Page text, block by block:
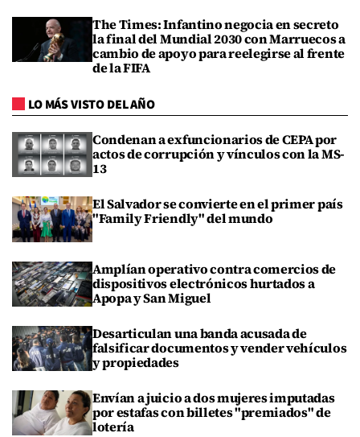
The Times: Infantino negocia en secreto
la final del Mundial 2030 con Marruecos a
cambio de apoyo para reelegirse al frente
de la FIFA
LO MÁS VISTO DEL AÑO
Condenan a exfuncionarios de CEPA por
actos de corrupción y vínculos con la MS-
13
El Salvador se convierte en el primer país
"Family Friendly" del mundo
Amplían operativo contra comercios de
dispositivos electrónicos hurtados a
Apopa y San Miguel
Desarticulan una banda acusada de
falsificar documentos y vender vehículos
y propiedades
Envían a juicio a dos mujeres imputadas
por estafas con billetes "premiados" de
lotería